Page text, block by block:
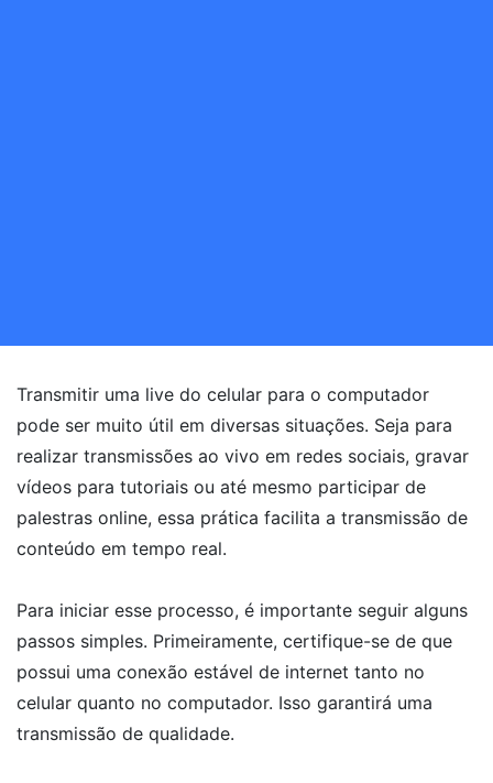
Transmitir uma live do celular para o computador
pode ser muito útil em diversas situações. Seja para
realizar transmissões ao vivo em redes sociais, gravar
vídeos para tutoriais ou até mesmo participar de
palestras online, essa prática facilita a transmissão de
conteúdo em tempo real.
Para iniciar esse processo, é importante seguir alguns
passos simples. Primeiramente, certifique-se de que
possui uma conexão estável de internet tanto no
celular quanto no computador. Isso garantirá uma
transmissão de qualidade.